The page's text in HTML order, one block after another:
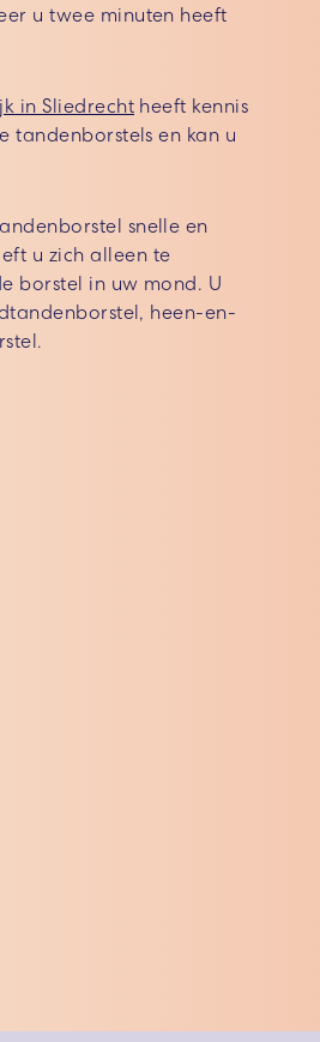
u twee minuten heeft
in Sliedrecht heeft kennis
tandenborstels en kan u
snelle en
u zich alleen te
borstel in uw mond. U
heen-en-